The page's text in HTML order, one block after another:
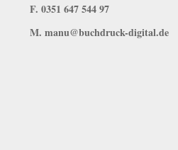
F. 0351 647 544 97
M. manu@buchdruck-digital.de